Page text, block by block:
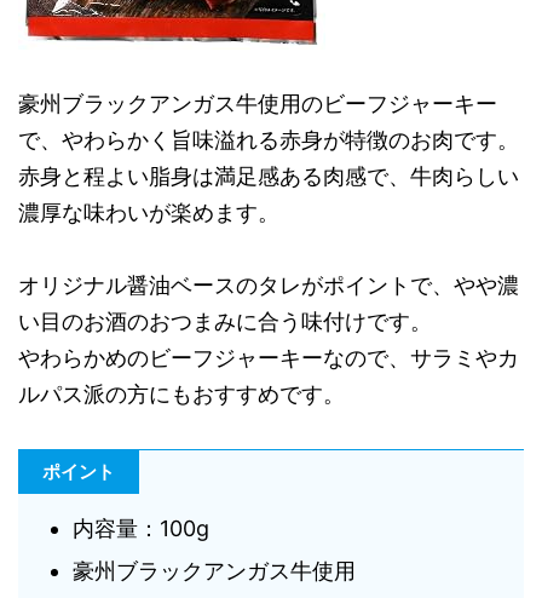
豪州ブラックアンガス牛使用のビーフジャーキー
で、やわらかく旨味溢れる赤身が特徴のお肉です。
赤身と程よい脂身は満足感ある肉感で、牛肉らしい
濃厚な味わいが楽めます。
オリジナル醤油ベースのタレがポイントで、やや濃
い目のお酒のおつまみに合う味付けです。
やわらかめのビーフジャーキーなので、サラミやカ
ルパス派の方にもおすすめです。
ポイント
内容量：100g
豪州ブラックアンガス牛使用